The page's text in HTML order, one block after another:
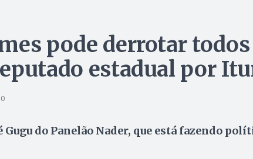
pode derrotar todos
estadual por
Gugu do Panelão Nader, que está fazendo